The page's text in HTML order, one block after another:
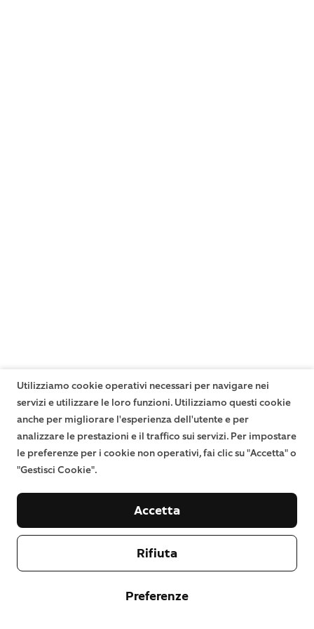
Utilizziamo cookie operativi necessari per navigare nei
servizi e utilizzare le loro funzioni. Utilizziamo questi cookie
anche per migliorare l'esperienza dell'utente e per
analizzare le prestazioni e il traffico sui servizi. Per impostare
le preferenze per i cookie non operativi, fai clic su "Accetta" o
"Gestisci Cookie".
Preferenze
Rifiuta
Accetta